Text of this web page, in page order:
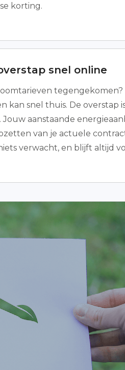
korting.
snel online
tegengekomen?
kan snel thuis. De overstap is
aanstaande
van je actuele
verwacht, en blijft altijd